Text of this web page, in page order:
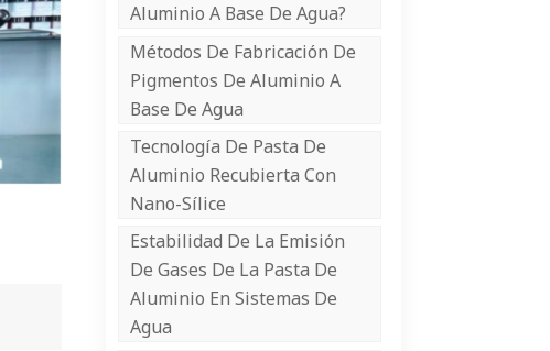
Aluminio A Base De Agua?
Métodos De Fabricación De
Pigmentos De Aluminio A
Base De Agua
Tecnología De Pasta De
Aluminio Recubierta Con
Nano-Sílice
Estabilidad De La Emisión
De Gases De La Pasta De
Aluminio En Sistemas De
Agua